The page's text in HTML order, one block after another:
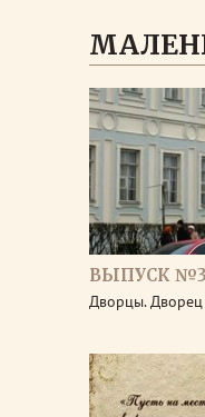
ВЫПУСК
Дворцы. Дворец